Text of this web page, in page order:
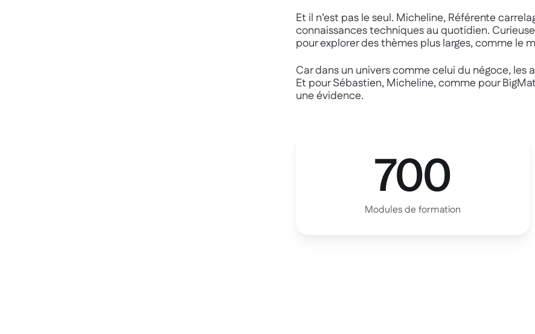
Et il n’est pas le seul. Micheline, Référente
connaissances techniques au quotidien.
pour explorer des thèmes plus larges, comme le
Car dans un univers comme celui du négoce, les
Et pour Sébastien, Micheline, comme pour
une évidence.
700
Modules de formation